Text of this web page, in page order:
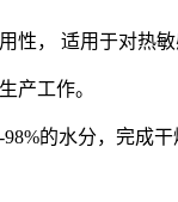
， 适用于对热
产工作。
的水分，完成